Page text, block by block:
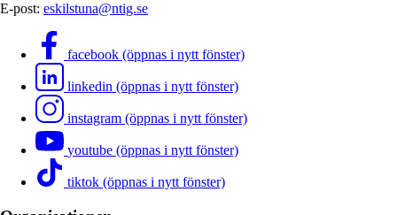
E-post: eskilstuna@ntig.se
facebook (öppnas i nytt fönster)
linkedin (öppnas i nytt fönster)
instagram (öppnas i nytt fönster)
youtube (öppnas i nytt fönster)
tiktok (öppnas i nytt fönster)